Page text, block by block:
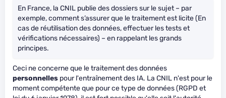
En France, la CNIL publie des dossiers sur le sujet – par
exemple, comment s’assurer que le traitement est licite (En
cas de réutilisation des données, effectuer les tests et
vérifications nécessaires) – en rappelant les grands
principes.
Ceci ne concerne que le traitement des données
personnelles pour l'entraînement des IA. La CNIL n'est pour le
moment compétente que pour ce type de données (RGPD et